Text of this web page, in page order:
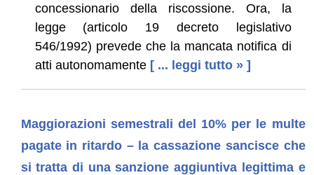
concessionario della riscossione. Ora, la
legge (articolo 19 decreto legislativo
546/1992) prevede che la mancata notifica di
atti autonomamente [ ... leggi tutto » ]
Maggiorazioni semestrali del 10% per le multe
pagate in ritardo – la cassazione sancisce che
si tratta di una sanzione aggiuntiva legittima e